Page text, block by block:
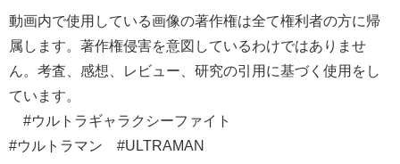
動画内で使用している画像の著作権は全て権利者の方に帰
属します。著作権侵害を意図しているわけではありませ
ん。考査、感想、レビュー、研究の引用に基づく使用をし
ています。
#ウルトラギャラクシーファイト
#ウルトラマン #ULTRAMAN